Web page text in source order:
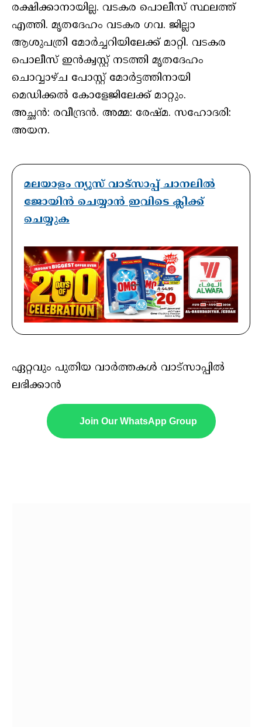
രക്ഷിക്കാനായില്ല. വടകര പൊലീസ് സ്ഥലത്ത്
എത്തി. മൃതദേഹം വടകര ഗവ. ജില്ലാ
ആശുപത്രി മോർച്ചറിയിലേക്ക് മാറ്റി. വടകര
പൊലീസ് ഇൻക്വസ്റ്റ് നടത്തി മൃതദേഹം
ചൊവ്വാഴ്ച പോസ്റ്റ് മോർട്ടത്തിനായി
മെഡിക്കൽ കോളേജിലേക്ക് മാറ്റും.
അച്ഛൻ: രവീന്ദ്രൻ. അമ്മ: രേഷ്മ. സഹോദരി:
അയന.
മലയാളം ന്യൂസ് വാട്സാപ്പ് ചാനലിൽ
ജോയിൻ ചെയ്യാൻ ഇവിടെ ക്ലിക്ക്
ചെയ്യുക
ഏറ്റവും പുതിയ വാർത്തകൾ വാട്സാപ്പിൽ
ലഭിക്കാൻ
Join Our WhatsApp Group